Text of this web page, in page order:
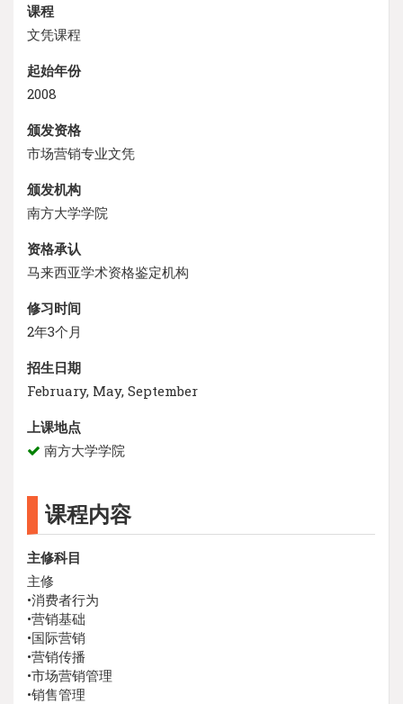
课程
文凭课程
起始年份
2008
颁发资格
市场营销专业文凭
颁发机构
南方大学学院
资格承认
马来西亚学术资格鉴定机构
修习时间
2年3个月
招生日期
February, May, September
上课地点
南方大学学院
课程内容
主修科目
主修
•消费者行为
•营销基础
•国际营销
•营销传播
•市场营销管理
•销售管理